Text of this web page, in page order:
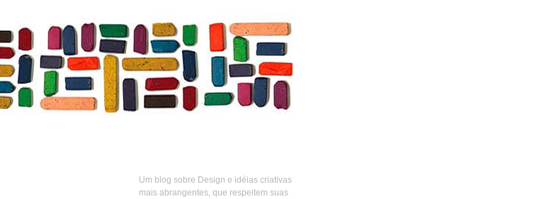
Um blog sobre Design e idéias criativas
mais abrangentes, que respeitem suas